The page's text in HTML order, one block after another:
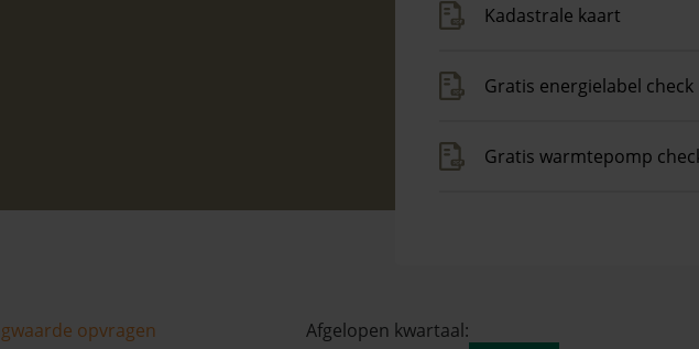
Kadastrale kaart
Gratis energielabel check
Gratis warmtepomp
opvragen
Afgelopen kwartaal: